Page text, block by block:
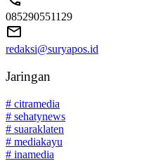
085290551129
redaksi@suryapos.id
Jaringan
# citramedia
# sehatynews
# suaraklaten
# mediakayu
# inamedia